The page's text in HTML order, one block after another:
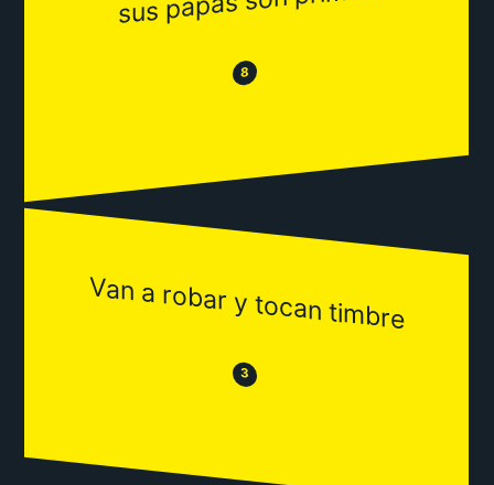
😒 8 😂
Van a robar y tocan timbre
😒 3 😂